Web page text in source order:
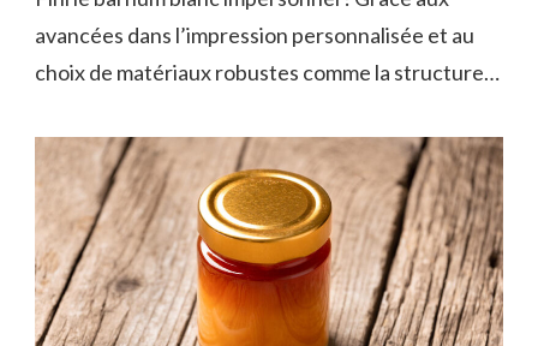
avancées dans l’impression personnalisée et au
choix de matériaux robustes comme la structure…